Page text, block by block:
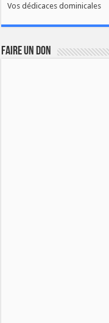
Vos dédicaces dominicales
FAIRE UN DON